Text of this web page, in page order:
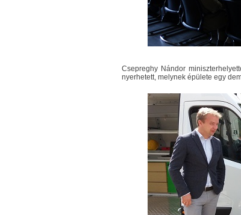
Csepreghy Nándor
nyerhetett, melynek épülete egy